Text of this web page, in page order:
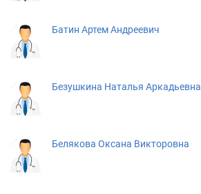
Батин Артем Андреевич
Безушкина Наталья Аркадьевна
Белякова Оксана Викторовна